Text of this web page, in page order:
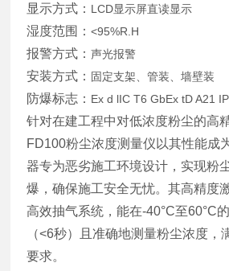
显示方式： LCD显示屏直读显示
湿度范围：<95%R.H
报警方式：声光报警
安装方式： 固定支架、管装、墙壁装
防爆标志： Ex d lIC T6 GbEx tD A21
针对在建工程中对低浓度粉尘的高
FD100粉尘浓度测量仪以其性能成
器专为恶劣施工环境设计，实现粉
爆，确保施工安全无忧。其高精度
高效抽气系统，能在-40°C至60°C
（<6秒）且准确地测量粉尘浓度，
要求。